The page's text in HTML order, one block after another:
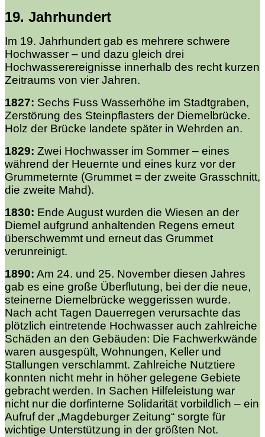
19. Jahrhundert
Im 19. Jahrhundert gab es mehrere schwere
Hochwasser – und dazu gleich drei
Hochwasserereignisse innerhalb des recht kurzen
Zeitraums von vier Jahren.
1827: Sechs Fuss Wasserhöhe im Stadtgraben,
Zerstörung des Steinpflasters der Diemelbrücke.
Holz der Brücke landete später in Wehrden an.
1829: Zwei Hochwasser im Sommer – eines
während der Heuernte und eines kurz vor der
Grummeternte (Grummet = der zweite Grasschnitt,
die zweite Mahd).
1830: Ende August wurden die Wiesen an der
Diemel aufgrund anhaltenden Regens erneut
überschwemmt und erneut das Grummet
verunreinigt.
1890: Am 24. und 25. November diesen Jahres
gab es eine große Überflutung, bei der die neue,
steinerne Diemelbrücke weggerissen wurde.
Nach acht Tagen Dauerregen verursachte das
plötzlich eintretende Hochwasser auch zahlreiche
Schäden an den Gebäuden: Die Fachwerkwände
waren ausgespült, Wohnungen, Keller und
Stallungen verschlammt. Zahlreiche Nutztiere
konnten nicht mehr in höher gelegene Gebiete
gebracht werden. In Sachen Hilfeleistung war
nicht nur die dorfinterne Solidarität vorbildlich – ein
Aufruf der „Magdeburger Zeitung“ sorgte für
wichtige Unterstützung in der größten Not.